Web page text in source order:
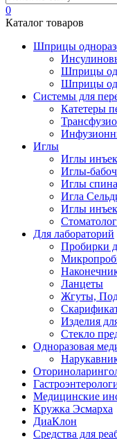
0
Каталог товаров
Шприцы
Шприцы
Шприцы
Системы для
Катетеры
Иглы
Иглы
Иглы-
Иглы
Игла
Иглы
Для лабораторий
Пробирки
Ланцеты
Жгуты,
Изделия
Стекло
Одноразовая
Медицинские
Кружка Эсмарха
ДиаКлон
Средства для